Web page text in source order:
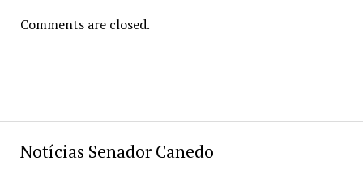
Notícias Senador Canedo
Comments are closed.